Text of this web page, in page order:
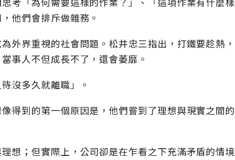
他們會排斥做雜務。
外界重視的社會問題。松井忠三指出，打鐵要趁熱，
事人不但成長不了，還會萎靡。
沒多久就離職」。
得到的第一個原因是，他們嘗到了理想與現實之間的
想；但實際上，公司卻是在乍看之下充滿矛盾的情境